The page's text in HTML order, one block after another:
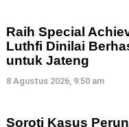
Raih Special
Luthfi Dinilai
untuk Jateng
8 Agustus 2026, 9:50 am
Soroti Kasus